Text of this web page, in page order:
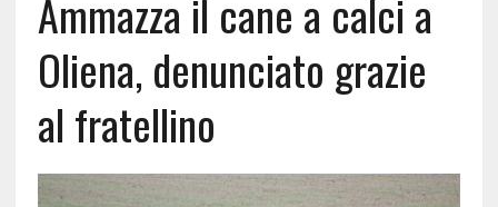
Ammazza il cane a calci a
Oliena, denunciato grazie
al fratellino